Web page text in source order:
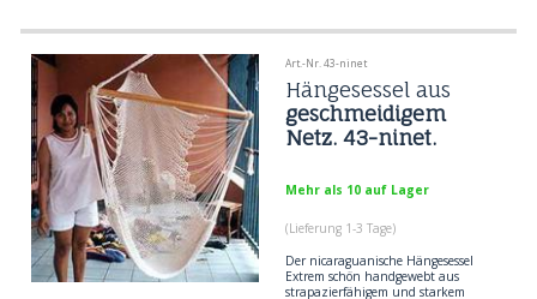
Art.-Nr. 43-ninet
Hängesessel aus
geschmeidigem
Netz. 43-ninet.
Mehr als 10 auf Lager
(Lieferung 1-3 Tage)
Der nicaraguanische Hängesessel
Extrem schön handgewebt aus
strapazierfähigem und starkem